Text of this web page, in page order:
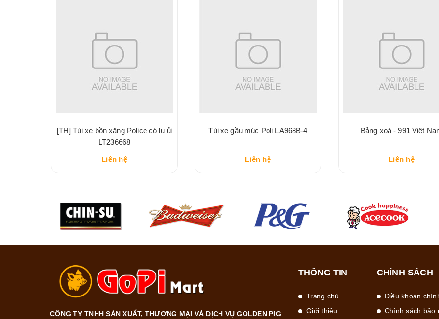
[TH] Túi xe bồn xăng Police có lu ủi
LT236668
Liên hệ
Túi xe gầu múc Poli LA968B-4
Liên hệ
Bảng xoá - 991 Việt
Liên hệ
CÔNG TY TNHH SẢN XUẤT, THƯƠNG MẠI VÀ DỊCH VỤ GOLDEN PIG
THÔNG TIN
Trang chủ
Giới thiệu
CHÍNH SÁCH
Điều khoản
Chính sách bảo